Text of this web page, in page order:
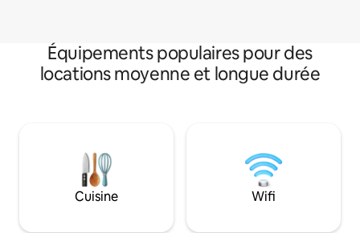
Équipements populaires pour des
locations moyenne et longue durée
Cuisine Wifi